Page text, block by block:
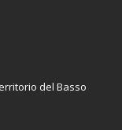
del Basso